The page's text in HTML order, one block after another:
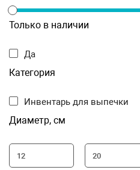
Только в наличии
Да
Категория
Инвентарь для выпечки
Диаметр, см